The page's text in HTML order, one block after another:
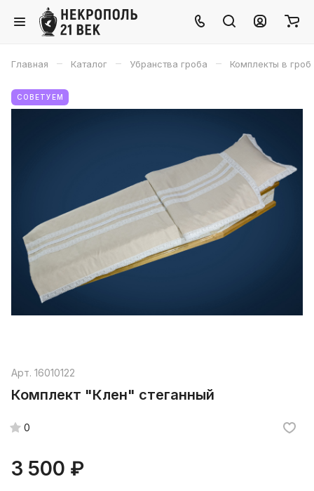
Главная – Каталог – Убранства гроба – Комплекты в гроб
СОВЕТУЕМ
Арт. 16010122
Комплект "Клен" стеганный
0
3 500 ₽